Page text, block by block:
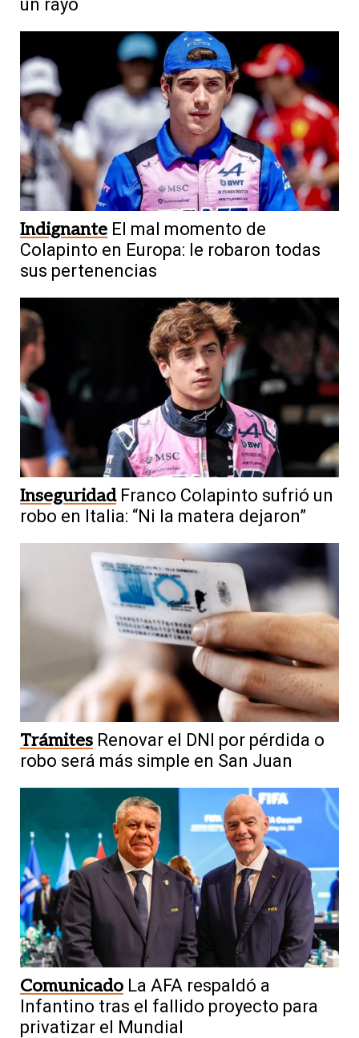
un rayo
Indignante El mal momento de
Colapinto en Europa: le robaron todas
sus pertenencias
Inseguridad Franco Colapinto sufrió un
robo en Italia: “Ni la matera dejaron”
Trámites Renovar el DNI por pérdida o
robo será más simple en San Juan
Comunicado La AFA respaldó a
Infantino tras el fallido proyecto para
privatizar el Mundial